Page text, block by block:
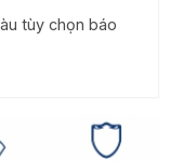
tùy chọn báo